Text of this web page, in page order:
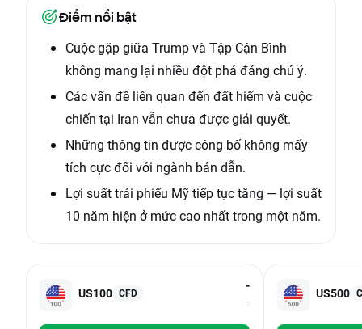
Điểm nổi bật
Cuộc gặp giữa Trump và Tập Cận Bình
không mang lại nhiều đột phá đáng chú ý.
Các vấn đề liên quan đến đất hiếm và cuộc
chiến tại Iran vẫn chưa được giải quyết.
Những thông tin được công bố không mấy
tích cực đối với ngành bán dẫn.
Lợi suất trái phiếu Mỹ tiếp tục tăng — lợi suất
10 năm hiện ở mức cao nhất trong một năm.
US100 CFD
-
-
US500